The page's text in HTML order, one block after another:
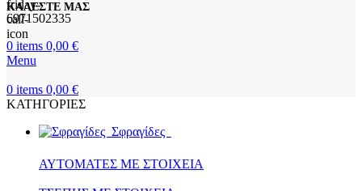
ΚΑΛΕΣΤΕ ΜΑΣ
6971502335
0 items 0,00 €
Menu
0 items 0,00 €
ΚΑΤΗΓΟΡΙΕΣ
Σφραγίδες
ΑΥΤΟΜΑΤΕΣ ΜΕ ΣΤΟΙΧΕΙΑ